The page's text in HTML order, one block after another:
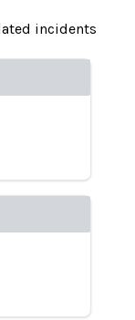
incidents